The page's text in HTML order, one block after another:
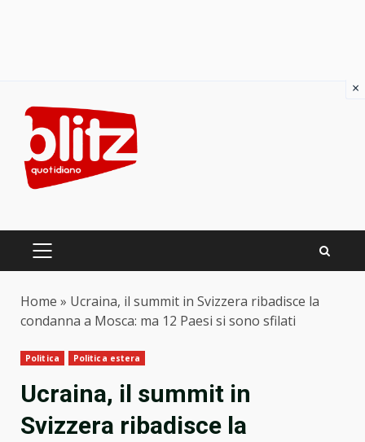
content
PRIMARY
Home » Ucraina, il summit in Svizzera ribadisce la
condanna a Mosca: ma 12 Paesi si sono sfilati
Politica Politica estera
Ucraina, il summit in
Svizzera ribadisce la
×